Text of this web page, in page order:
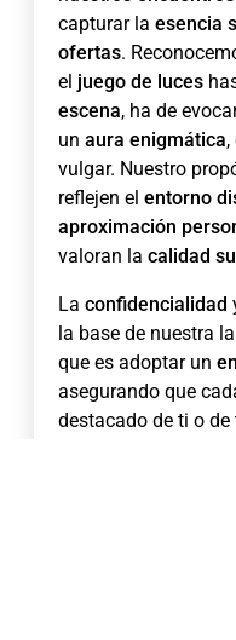
capturar la esencia
ofertas.
el juego de luces
escena, ha de
un aura enigmática
vulgar. Nuestro
reflejen el entorno
aproximación
valoran la calidad
La confidencialidad
la base de nuestra
que es adoptar un
asegurando que
destacado de ti o de